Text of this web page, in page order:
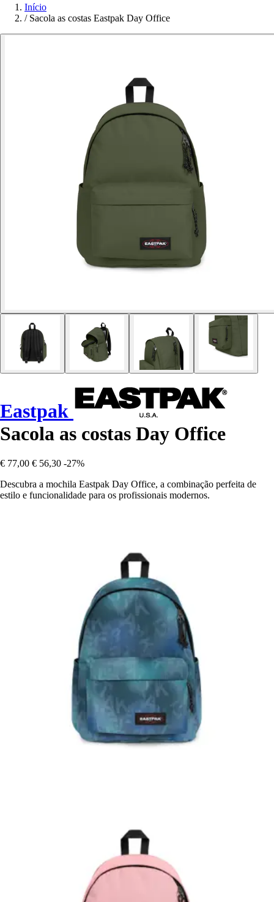
Início
/ Sacola as costas Eastpak Day Office
Eastpak
Sacola as costas Day Office
€ 77,00 € 56,30 -27%
Descubra a mochila Eastpak Day Office, a combinação perfeita de
estilo e funcionalidade para os profissionais modernos.